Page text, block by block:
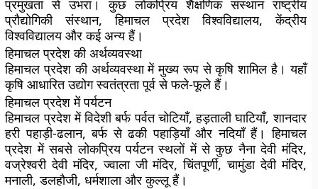
प्रमुखता से उभरा। कुछ लोकप्रिय शैक्षणिक संस्थान राष्ट्रीय
प्रौद्योगिकी संस्थान, हिमाचल प्रदेश विश्वविद्यालय, केंद्रीय
विश्वविद्यालय और कई अन्य हैं।
हिमाचल प्रदेश की अर्थव्यवस्था
हिमाचल प्रदेश की अर्थव्यवस्था में मुख्य रूप से कृषि शामिल है। यहाँ
कृषि आधारित उद्योग स्वतंत्रता पूर्व से फले-फूले हैं।
हिमाचल प्रदेश में पर्यटन
हिमाचल प्रदेश में विदेशी बर्फ पर्वत चोटियाँ, हड़ताली घाटियाँ, शानदार
हरी पहाड़ी-ढलान, बर्फ से ढकी पहाड़ियाँ और नदियाँ हैं। हिमाचल
प्रदेश में सबसे लोकप्रिय पर्यटन स्थलों में से कुछ नैना देवी मंदिर,
वज्रेश्वरी देवी मंदिर, ज्वाला जी मंदिर, चिंतपूर्णी, चामुंडा देवी मंदिर,
मनाली, डलहौजी, धर्मशाला और कुल्लू हैं।